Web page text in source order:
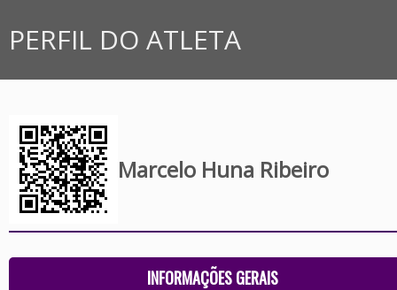
PERFIL DO ATLETA
Marcelo Huna Ribeiro
INFORMAÇÕES GERAIS